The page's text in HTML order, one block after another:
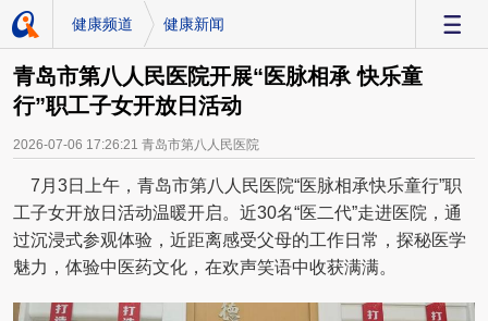
健康频道 健康新闻
青岛市第八人民医院开展“医脉相承 快乐童
行”职工子女开放日活动
2026-07-06 17:26:21 青岛市第八人民医院
7月3日上午，青岛市第八人民医院“医脉相承快乐童行”职
工子女开放日活动温暖开启。近30名“医二代”走进医院，通
过沉浸式参观体验，近距离感受父母的工作日常，探秘医学
魅力，体验中医药文化，在欢声笑语中收获满满。